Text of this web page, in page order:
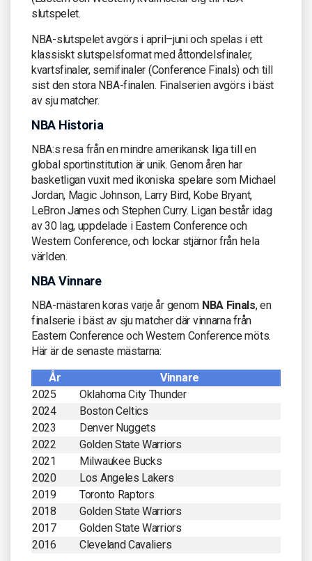
slutspelet.
NBA-slutspelet avgörs i april–juni och spelas i ett
klassiskt slutspelsformat med åttondelsfinaler,
kvartsfinaler, semifinaler (Conference Finals) och till
sist den stora NBA-finalen. Finalserien avgörs i bäst
av sju matcher.
NBA Historia
NBA:s resa från en mindre amerikansk liga till en
global sportinstitution är unik. Genom åren har
basketligan vuxit med ikoniska spelare som Michael
Jordan, Magic Johnson, Larry Bird, Kobe Bryant,
LeBron James och Stephen Curry. Ligan består idag
av 30 lag, uppdelade i Eastern Conference och
Western Conference, och lockar stjärnor från hela
världen.
NBA Vinnare
NBA-mästaren koras varje år genom NBA Finals, en
finalserie i bäst av sju matcher där vinnarna från
Eastern Conference och Western Conference möts.
Här är de senaste mästarna:
År
Vinnare
2025
Oklahoma City Thunder
2024
Boston Celtics
2023
Denver Nuggets
2022
Golden State Warriors
2021
Milwaukee Bucks
2020
Los Angeles Lakers
2019
Toronto Raptors
2018
Golden State Warriors
2017
Golden State Warriors
2016
Cleveland Cavaliers